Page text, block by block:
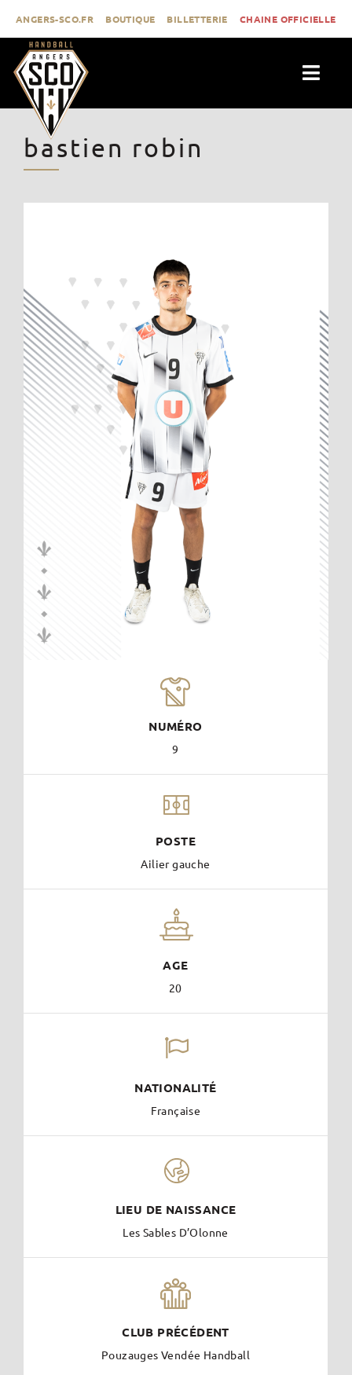
contenu
ANGERS-SCO.FR BOUTIQUE BILLETTERIE CHAINE OFFICIELLE
ACTUALITÉS
FORMATION
CONTACT
bastien robin
NUMÉRO
9
POSTE
Ailier gauche
AGE
20
NATIONALITÉ
Française
LIEU DE NAISSANCE
Les Sables D’Olonne
CLUB PRÉCÉDENT
Pouzauges Vendée Handball